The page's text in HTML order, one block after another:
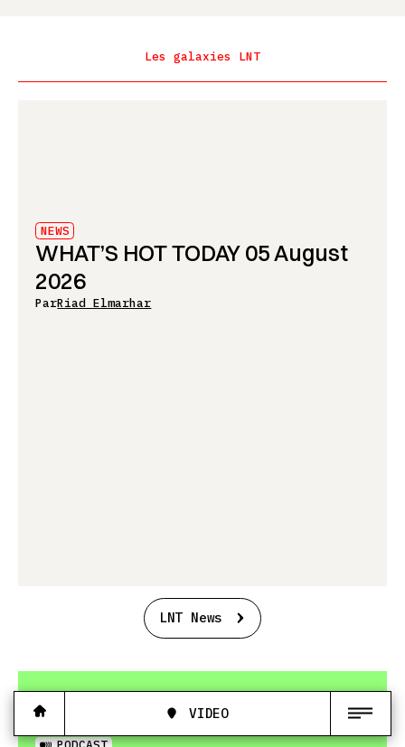
VIDEO
Les galaxies LNT
NEWS
WHAT’S HOT TODAY 05 August
2026
ParRiad Elmarhar
LNT News